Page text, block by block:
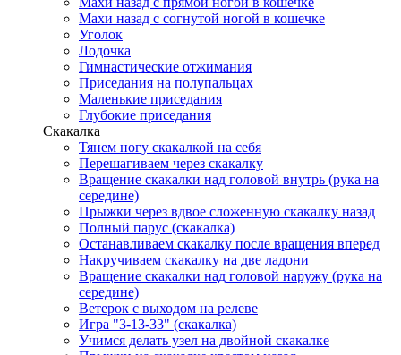
Махи назад с согнутой ногой в кошечке
Уголок
Лодочка
Гимнастические отжимания
Приседания на полупальцах
Маленькие приседания
Глубокие приседания
Скакалка
Тянем ногу скакалкой на себя
Перешагиваем через скакалку
Вращение скакалки над головой внутрь (рука на
середине)
Прыжки через вдвое сложенную скакалку назад
Полный парус (скакалка)
Останавливаем скакалку после вращения вперед
Накручиваем скакалку на две ладони
Вращение скакалки над головой наружу (рука на
середине)
Ветерок с выходом на релеве
Игра "3-13-33" (скакалка)
Учимся делать узел на двойной скакалке